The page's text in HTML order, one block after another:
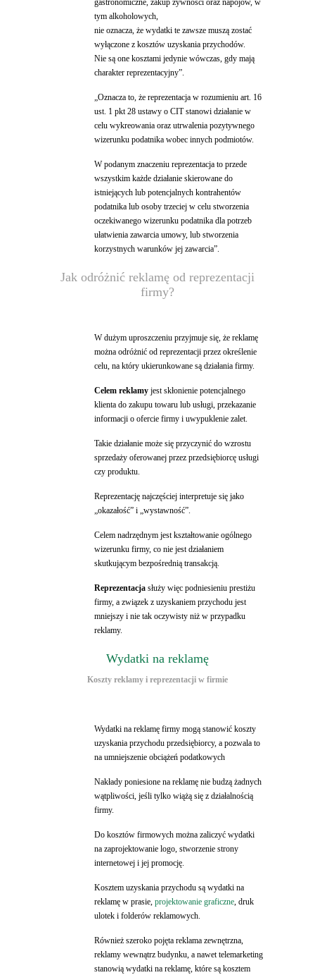
gastronomiczne, zakup żywności oraz napojów, w
tym alkoholowych,
nie oznacza, że wydatki te zawsze muszą zostać
wyłączone z kosztów uzyskania przychodów.
Nie są one kosztami jedynie wówczas, gdy mają
charakter reprezentacyjny”.
„Oznacza to, że reprezentacja w rozumieniu art. 16
ust. 1 pkt 28 ustawy o CIT stanowi działanie w
celu wykreowania oraz utrwalenia pozytywnego
wizerunku podatnika wobec innych podmiotów.
W podanym znaczeniu reprezentacja to przede
wszystkim każde działanie skierowane do
istniejących lub potencjalnych kontrahentów
podatnika lub osoby trzeciej w celu stworzenia
oczekiwanego wizerunku podatnika dla potrzeb
ułatwienia zawarcia umowy, lub stworzenia
korzystnych warunków jej zawarcia”.
Jak odróżnić reklamę od reprezentacji
firmy?
W dużym uproszczeniu przyjmuje się, że reklamę
można odróżnić od reprezentacji przez określenie
celu, na który ukierunkowane są działania firmy.
Celem reklamy jest skłonienie potencjalnego
klienta do zakupu towaru lub usługi, przekazanie
informacji o ofercie firmy i uwypuklenie zalet.
Takie działanie może się przyczynić do wzrostu
sprzedaży oferowanej przez przedsiębiorcę usługi
czy produktu.
Reprezentację najczęściej interpretuje się jako
„okazałość” i „wystawność”.
Celem nadrzędnym jest kształtowanie ogólnego
wizerunku firmy, co nie jest działaniem
skutkującym bezpośrednią transakcją.
Reprezentacja służy więc podniesieniu prestiżu
firmy, a związek z uzyskaniem przychodu jest
mniejszy i nie tak oczywisty niż w przypadku
reklamy.
Wydatki na reklamę
Koszty reklamy i reprezentacji w firmie
Wydatki na reklamę firmy mogą stanowić koszty
uzyskania przychodu przedsiębiorcy, a pozwala to
na umniejszenie obciążeń podatkowych
Nakłady poniesione na reklamę nie budzą żadnych
wątpliwości, jeśli tylko wiążą się z działalnością
firmy.
Do kosztów firmowych można zaliczyć wydatki
na zaprojektowanie logo, stworzenie strony
internetowej i jej promocję.
Kosztem uzyskania przychodu są wydatki na
reklamę w prasie, projektowanie graficzne, druk
ulotek i folderów reklamowych.
Również szeroko pojęta reklama zewnętrzna,
reklamy wewnątrz budynku, a nawet telemarketing
stanowią wydatki na reklamę, które są kosztem